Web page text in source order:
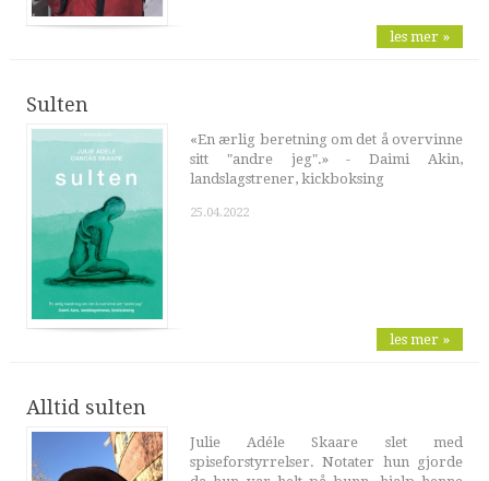
les mer »
Sulten
«En ærlig beretning om det å overvinne
sitt "andre jeg".» - Daimi Akin,
landslagstrener, kickboksing
25.04.2022
les mer »
Alltid sulten
Julie Adéle Skaare slet med
spiseforstyrrelser. Notater hun gjorde